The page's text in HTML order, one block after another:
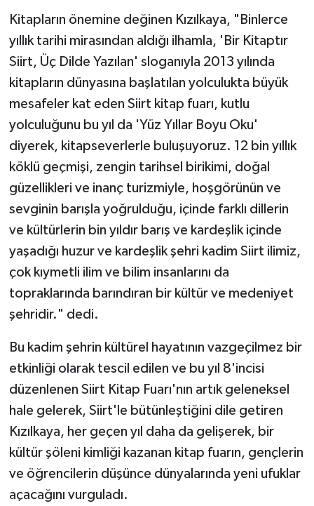
Kitapların önemine değinen Kızılkaya, "Binlerce
yıllık tarihi mirasından aldığı ilhamla, 'Bir Kitaptır
Siirt, Üç Dilde Yazılan' sloganıyla 2013 yılında
kitapların dünyasına başlatılan yolculukta büyük
mesafeler kat eden Siirt kitap fuarı, kutlu
yolculuğunu bu yıl da 'Yüz Yıllar Boyu Oku'
diyerek, kitapseverlerle buluşuyoruz. 12 bin yıllık
köklü geçmişi, zengin tarihsel birikimi, doğal
güzellikleri ve inanç turizmiyle, hoşgörünün ve
sevginin barışla yoğrulduğu, içinde farklı dillerin
ve kültürlerin bin yıldır barış ve kardeşlik içinde
yaşadığı huzur ve kardeşlik şehri kadim Siirt ilimiz,
çok kıymetli ilim ve bilim insanlarını da
topraklarında barındıran bir kültür ve medeniyet
şehridir." dedi.
Bu kadim şehrin kültürel hayatının vazgeçilmez bir
etkinliği olarak tescil edilen ve bu yıl 8'incisi
düzenlenen Siirt Kitap Fuarı'nın artık geleneksel
hale gelerek, Siirt'le bütünleştiğini dile getiren
Kızılkaya, her geçen yıl daha da gelişerek, bir
kültür şöleni kimliği kazanan kitap fuarın, gençlerin
ve öğrencilerin düşünce dünyalarında yeni ufuklar
açacağını vurguladı.